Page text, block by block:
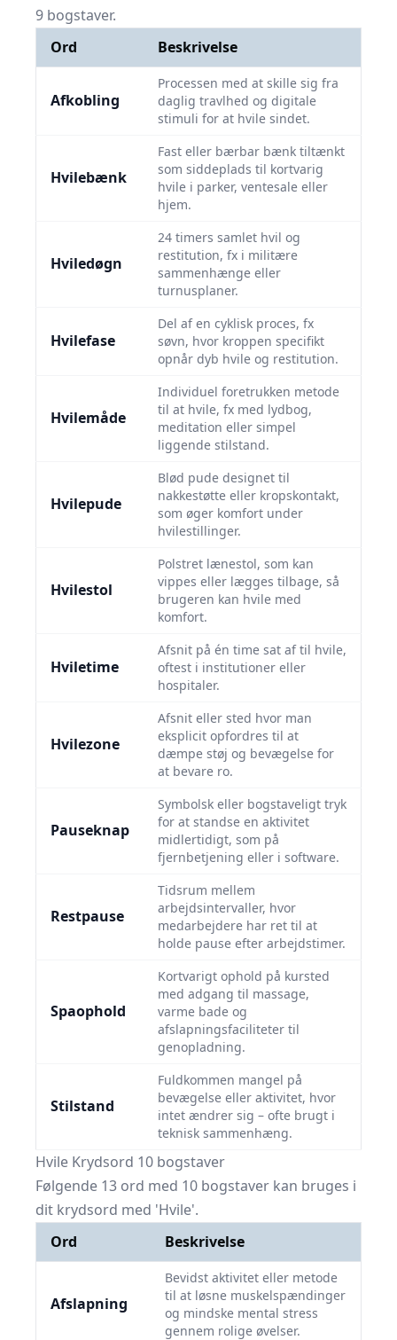
9 bogstaver.
Ord
Beskrivelse
Afkobling
Processen med at skille sig fra
daglig travlhed og digitale
stimuli for at hvile sindet.
Hvilebænk
Fast eller bærbar bænk tiltænkt
som siddeplads til kortvarig
hvile i parker, ventesale eller
hjem.
Hviledøgn
24 timers samlet hvil og
restitution, fx i militære
sammenhænge eller
turnusplaner.
Hvilefase
Del af en cyklisk proces, fx
søvn, hvor kroppen specifikt
opnår dyb hvile og restitution.
Hvilemåde
Individuel foretrukken metode
til at hvile, fx med lydbog,
meditation eller simpel
liggende stilstand.
Hvilepude
Blød pude designet til
nakkestøtte eller kropskontakt,
som øger komfort under
hvilestillinger.
Hvilestol
Polstret lænestol, som kan
vippes eller lægges tilbage, så
brugeren kan hvile med
komfort.
Hviletime
Afsnit på én time sat af til hvile,
oftest i institutioner eller
hospitaler.
Hvilezone
Afsnit eller sted hvor man
eksplicit opfordres til at
dæmpe støj og bevægelse for
at bevare ro.
Pauseknap
Symbolsk eller bogstaveligt tryk
for at standse en aktivitet
midlertidigt, som på
fjernbetjening eller i software.
Restpause
Tidsrum mellem
arbejdsintervaller, hvor
medarbejdere har ret til at
holde pause efter arbejdstimer.
Spaophold
Kortvarigt ophold på kursted
med adgang til massage,
varme bade og
afslapningsfaciliteter til
genopladning.
Stilstand
Fuldkommen mangel på
bevægelse eller aktivitet, hvor
intet ændrer sig – ofte brugt i
teknisk sammenhæng.
Hvile Krydsord 10 bogstaver
Følgende 13 ord med 10 bogstaver kan bruges i
dit krydsord med 'Hvile'.
Ord
Beskrivelse
Afslapning
Bevidst aktivitet eller metode
til at løsne muskelspændinger
og mindske mental stress
gennem rolige øvelser.